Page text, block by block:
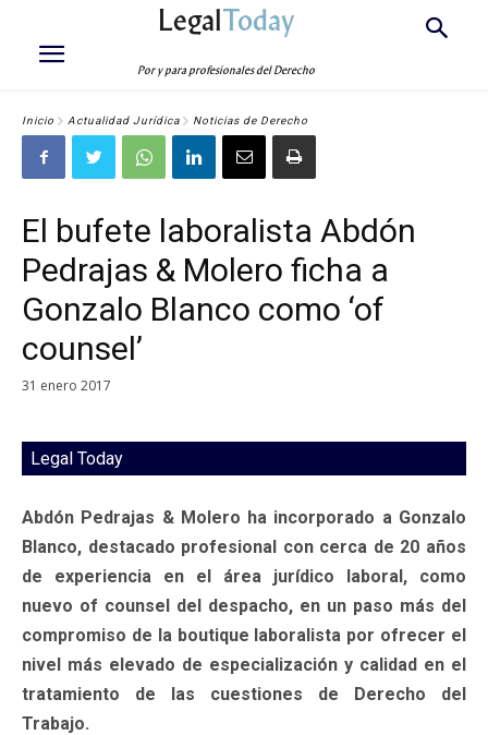
LegalToday
Por y para profesionales del Derecho
Inicio Actualidad Jurídica Noticias de Derecho
El bufete laboralista Abdón
Pedrajas & Molero ficha a
Gonzalo Blanco como ‘of
counsel’
31 enero 2017
Legal Today
Abdón Pedrajas & Molero ha incorporado a Gonzalo
Blanco, destacado profesional con cerca de 20 años
de experiencia en el área jurídico laboral, como
nuevo of counsel del despacho, en un paso más del
compromiso de la boutique laboralista por ofrecer el
nivel más elevado de especialización y calidad en el
tratamiento de las cuestiones de Derecho del
Trabajo.